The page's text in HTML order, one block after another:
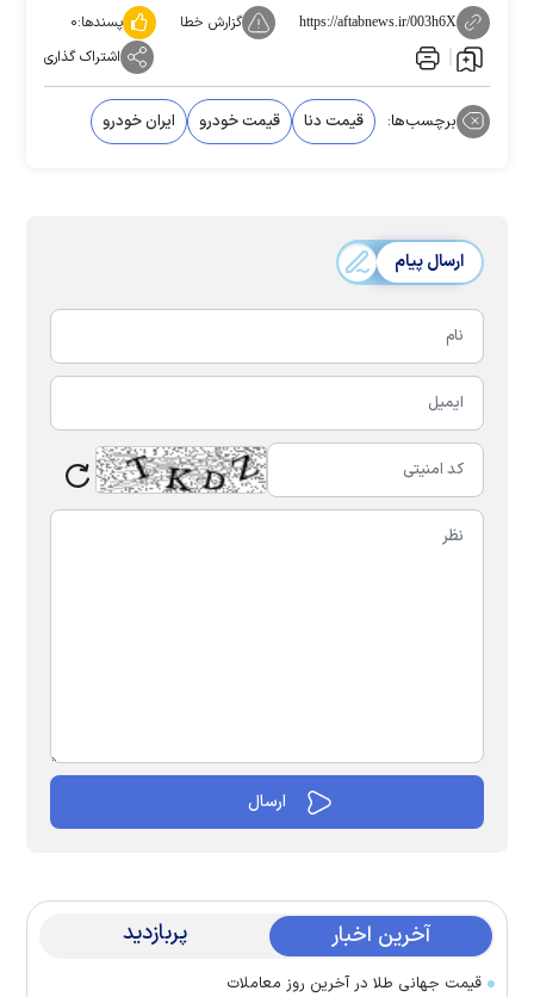
https://aftabnews.ir/003h6X گزارش خطا پسندها:۰
اشتراک گذاری
برچسب‌ها: قیمت دنا قیمت خودرو ایران خودرو
ارسال پیام
آخرین اخبار پربازدید
قیمت جهانی طلا در آخرین روز معاملات